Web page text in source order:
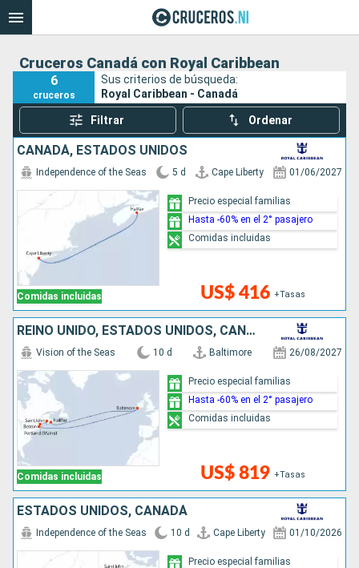
Cruceros Canadá con Royal Caribbean
6
cruceros
Sus criterios de búsqueda:
Royal Caribbean - Canadá
Filtrar Ordenar
CANADÁ, ESTADOS UNIDOS
Comidas incluidas
Independence of the Seas 5 d Cape Liberty 01/06/2027
US$ 416 +Tasas
Precio especial familias
Hasta -60% en el 2° pasajero
Comidas incluidas
REINO UNIDO, ESTADOS UNIDOS, CANADÁ
Comidas incluidas
Vision of the Seas 10 d Baltimore 26/08/2027
US$ 819 +Tasas
Precio especial familias
Hasta -60% en el 2° pasajero
Comidas incluidas
ESTADOS UNIDOS, CANADÁ
Independence of the Seas 10 d Cape Liberty 01/10/2026
Precio especial familias